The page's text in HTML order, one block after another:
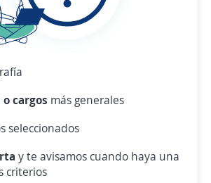
cargos más generales
seleccionados
y te avisamos cuando haya una
criterios